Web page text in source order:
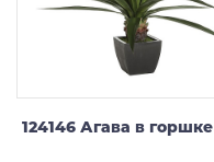
124146 Агава в горшке